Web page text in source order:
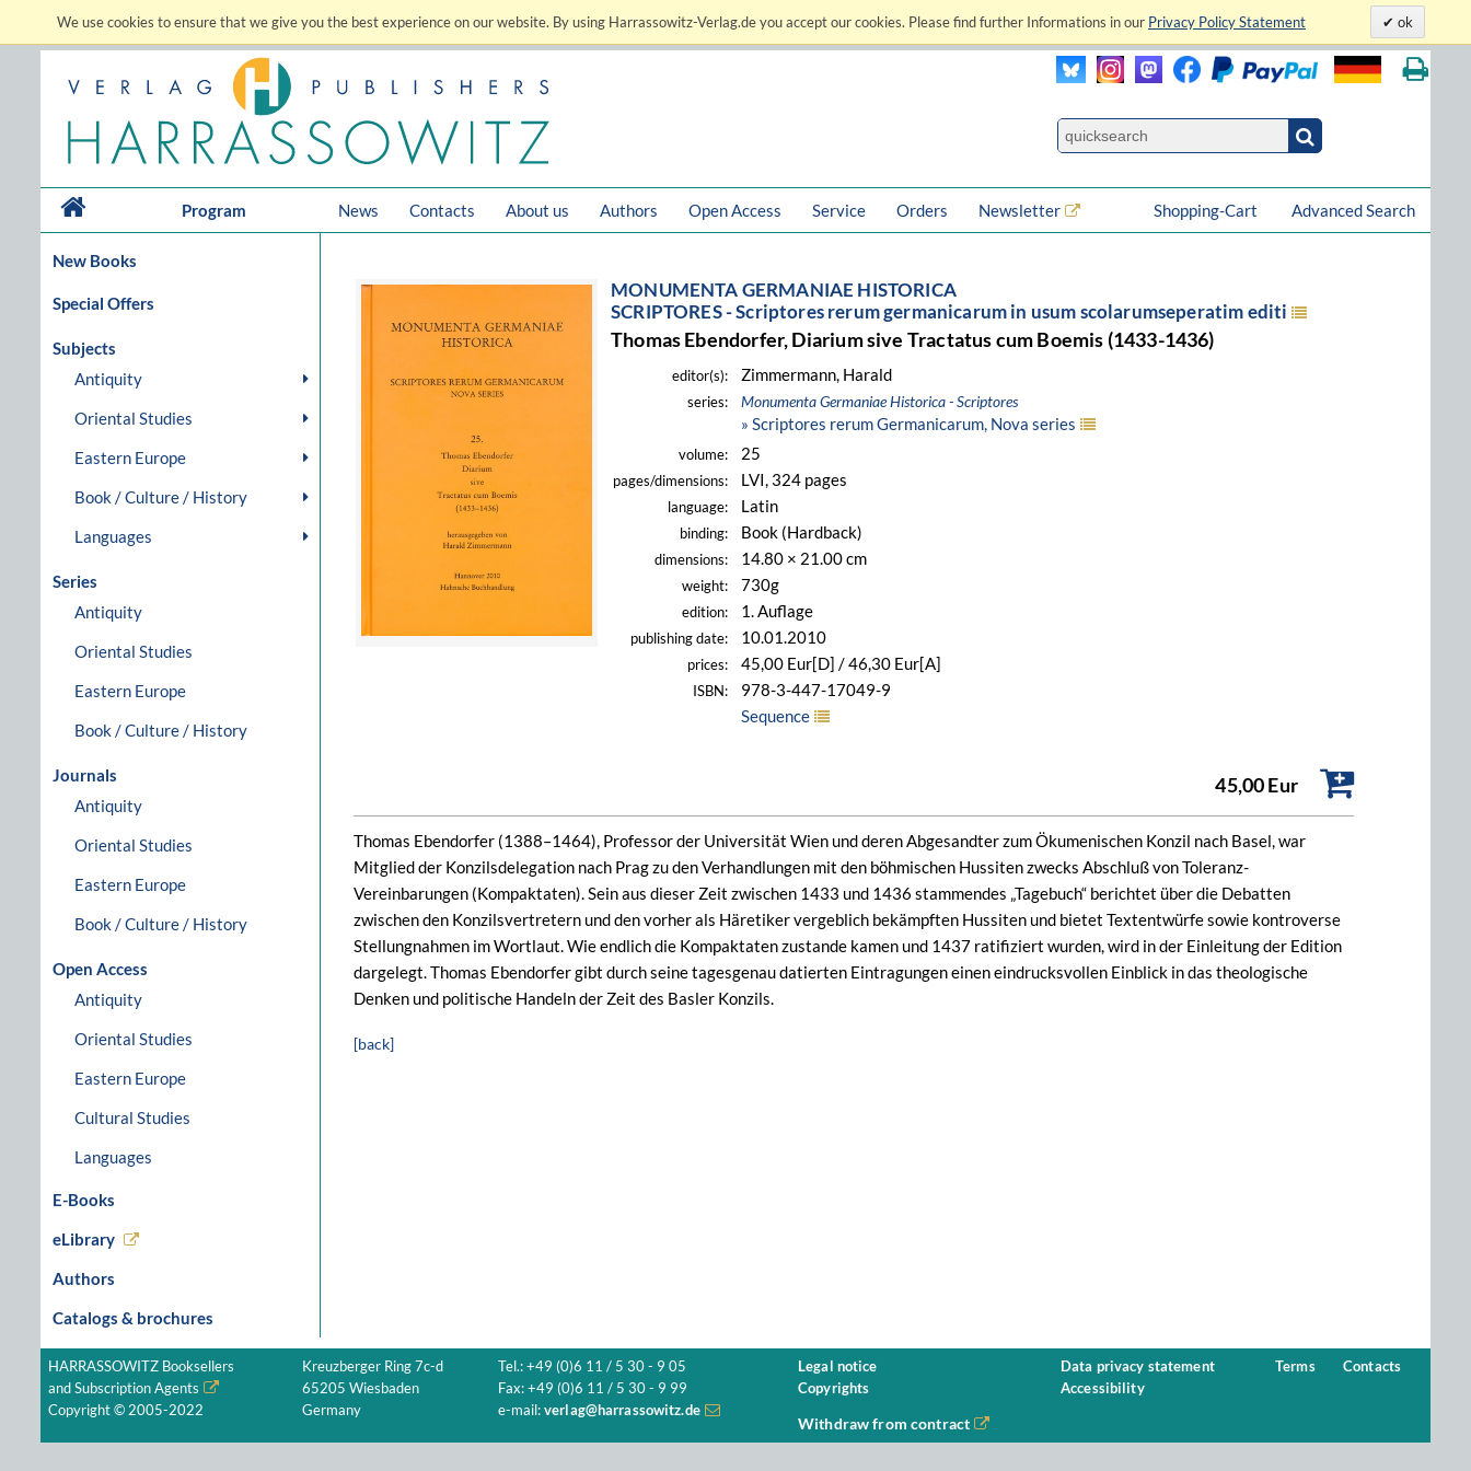
We use cookies to ensure that we give you the best experience on our website. By using Harrassowitz-Verlag.de you accept our cookies. Please find further Informations in our Privacy Policy Statement ok
Program News Contacts About us Authors Open Access Service Orders Newsletter Advanced Search
Shopping-Cart
New Books
Special Offers
Subjects
Antiquity
Oriental Studies
Eastern Europe
Book / Culture / History
Languages
Series
Antiquity
Oriental Studies
Eastern Europe
Book / Culture / History
Journals
Antiquity
Oriental Studies
Eastern Europe
Book / Culture / History
Open Access
Antiquity
Oriental Studies
Eastern Europe
Cultural Studies
Languages
E-Books
eLibrary
Authors
Catalogs & brochures
MONUMENTA GERMANIAE HISTORICA
SCRIPTORES - Scriptores rerum germanicarum in usum scolarumseperatim editi
Thomas Ebendorfer, Diarium sive Tractatus cum Boemis (1433-1436)
editor(s): Zimmermann, Harald
series: Monumenta Germaniae Historica - Scriptores
» Scriptores rerum Germanicarum, Nova series
volume: 25
pages/dimensions: LVI, 324 pages
language: Latin
binding: Book (Hardback)
dimensions: 14.80 × 21.00 cm
weight: 730g
edition: 1. Auflage
publishing date: 10.01.2010
prices: 45,00 Eur[D] / 46,30 Eur[A]
ISBN:
978-3-447-17049-9
Sequence
45,00 Eur
Thomas Ebendorfer (1388–1464), Professor der Universität Wien und deren Abgesandter zum Ökumenischen Konzil nach Basel, war
Mitglied der Konzilsdelegation nach Prag zu den Verhandlungen mit den böhmischen Hussiten zwecks Abschluß von Toleranz-
Vereinbarungen (Kompaktaten). Sein aus dieser Zeit zwischen 1433 und 1436 stammendes „Tagebuch“ berichtet über die Debatten
zwischen den Konzilsvertretern und den vorher als Häretiker vergeblich bekämpften Hussiten und bietet Textentwürfe sowie kontroverse
Stellungnahmen im Wortlaut. Wie endlich die Kompaktaten zustande kamen und 1437 ratifiziert wurden, wird in der Einleitung der Edition
dargelegt. Thomas Ebendorfer gibt durch seine tagesgenau datierten Eintragungen einen eindrucksvollen Einblick in das theologische
Denken und politische Handeln der Zeit des Basler Konzils.
[back]
HARRASSOWITZ Booksellers
and Subscription Agents
Copyright © 2005-2022
Kreuzberger Ring 7c-d
65205 Wiesbaden
Germany
Tel.: +49 (0)6 11 / 5 30 - 9 05
Fax: +49 (0)6 11 / 5 30 - 9 99
e-mail: verlag@harrassowitz.de
Legal notice
Copyrights
Data privacy statement
Accessibility
Terms Contacts
Withdraw from contract